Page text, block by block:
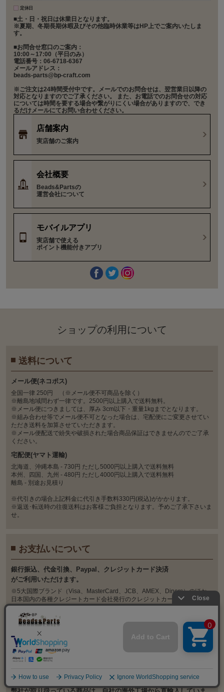
定休日
■土・日・祝日は休業日となります。
※夏期、冬期長期休暇及びその他臨時休業等はHP上でご案内いたしま
す。
■お問合せ窓口のご案内：
10:00～17:00（平日のみ）
電話番号：06-6718-6367
メールアドレス：
beads-parts@bp-craft.com
※ご注文は24時間受付中です。メールでのお問合せは、翌営業日以降の
対応となりますのでご了承ください。 また、お電話でのお問合せの対応
については時間を要する場合や繋がりにくい場合がありますので、でき
るだけメールにてお問い合わせください。
店舗案内
実店舗のご案内
会社概要
Beads&Partsの
運営会社について
モバイルアプリ
実店舗で使える
ポイント機能付きアプリ
ショップの利⽤について
送料について
メール便(ネコポス)
全国一律 250円 （※メール便不可商品を除く）
※離島地域問わず一律です。2500円以上購入で送料無料。
※メール便につきましては、厚み 3cm以下・重量1kgまでとなります。
※組み合わせ等でメール便不可となった場合は、宅配便にご変更させてい
ただき送料を加算させていただきます。
※メール便配送で紛失や破損された場合商品保証はできませんのでご了承
ください。
宅配便(ヤマト運輸)
北海道、沖縄本島 - 730円 ただし5000円以上購入で送料無料
本州、四国、九州 - 480円 ただし4000円以上購入で送料無料
離島 - 別途お見積り
※代引きの場合上記料金に代引き手数料330円(税込)がかかります。
※返送･転送時の往復送料はお客様ご負担となります。予めご了承下さいま
せ。
お支払いについて
銀⾏振込、代⾦引換、Paypal、クレジットカード決済
がご利⽤いただけます。
※5大国際ブランド（Visa、MasterCard、JCB、AMEX、Diners）のほか、
日本国内の各種クレジートカード会社発行のクレジットカードに対応して
おります。